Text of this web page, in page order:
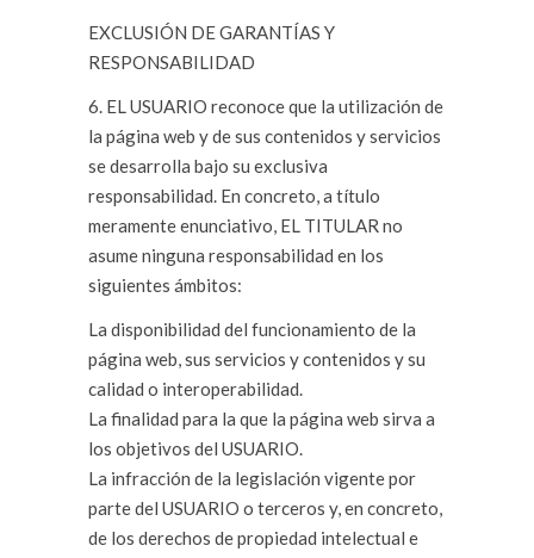
EXCLUSIÓN DE GARANTÍAS Y
RESPONSABILIDAD
6. EL USUARIO reconoce que la utilización de
la página web y de sus contenidos y servicios
se desarrolla bajo su exclusiva
responsabilidad. En concreto, a título
meramente enunciativo, EL TITULAR no
asume ninguna responsabilidad en los
siguientes ámbitos:
La disponibilidad del funcionamiento de la
página web, sus servicios y contenidos y su
calidad o interoperabilidad.
La finalidad para la que la página web sirva a
los objetivos del USUARIO.
La infracción de la legislación vigente por
parte del USUARIO o terceros y, en concreto,
de los derechos de propiedad intelectual e